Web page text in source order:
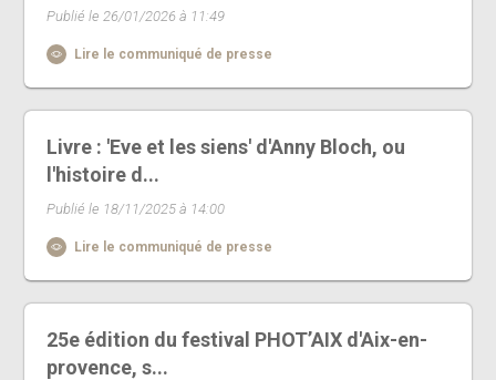
Publié le 26/01/2026 à 11:49
Lire le communiqué de presse
Livre : 'Eve et les siens' d'Anny Bloch, ou
l'histoire d...
Publié le 18/11/2025 à 14:00
Lire le communiqué de presse
25e édition du festival PHOT’AIX d'Aix-en-
provence, s...